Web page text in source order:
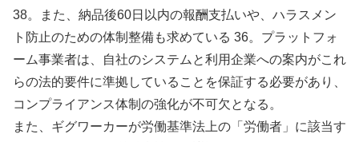
38。また、納品後60日以内の報酬支払いや、ハラスメン
ト防止のための体制整備も求めている 36。プラットフォ
ーム事業者は、自社のシステムと利用企業への案内がこれ
らの法的要件に準拠していることを保証する必要があり、
コンプライアンス体制の強化が不可欠となる。
また、ギグワーカーが労働基準法上の「労働者」に該当す